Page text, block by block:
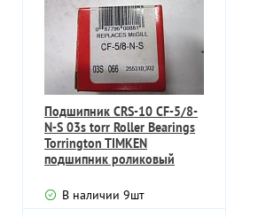
Подшипник CRS-10 CF-5/8-
N-S 03s torr Roller Bearings
Torrington TIMKEN
подшипник роликовый
В наличии 9шт